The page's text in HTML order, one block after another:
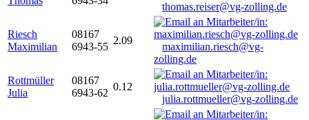
thomas.reiser@vg-zolling.de
Riesch
Maximilian
08167
6943-55
2.09
maximilian.riesch@vg-
zolling.de
Rottmüller
Julia
08167
6943-62
0.12
julia.rottmueller@vg-zolling.de